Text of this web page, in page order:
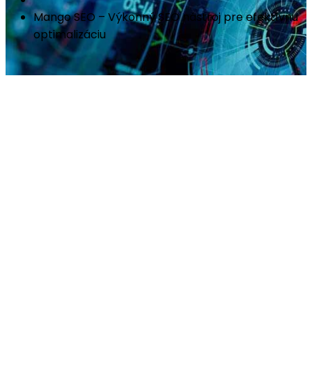
Mango SEO – Výkonný SEO nástroj pre efektívnu
optimalizáciu